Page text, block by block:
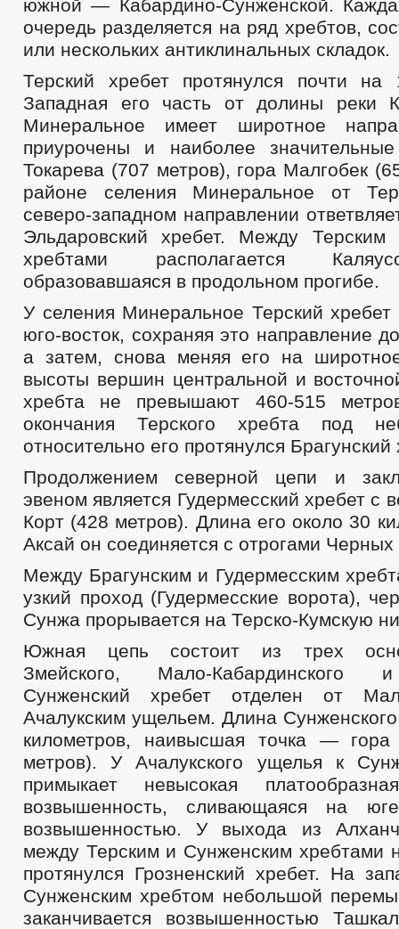
южной — Кабардино-Сунженской.
очередь разделяется на ряд хребтов,
или нескольких антиклинальных складок.
Терский хребет протянулся почти на
Западная его часть от долины реки
Минеральное имеет широтное
приурочены и наиболее
Токарева (707 метров), гора Малгобек
районе селения Минеральное от
северо-западном направлении
Эльдаровский хребет. Между Терским
хребтами располагается
образовавшаяся в продольном прогибе.
У селения Минеральное Терский хребет
юго-восток, сохраняя это направление
а затем, снова меняя его на
высоты вершин центральной и
хребта не превышают 460-515
окончания Терского хребта под
относительно его протянулся Брагунский
Продолжением северной цепи и
эвеном является Гудермесский хребет с
Корт (428 метров). Длина его около 30
Аксай он соединяется с отрогами Черных
Между Брагунским и Гудермесским
узкий проход (Гудермесские ворота),
Сунжа прорывается на Терско-Кумскую
Южная цепь состоит из трех
Змейского, Мало-Кабардинского
Сунженский хребет отделен от
Ачалукским ущельем. Длина
километров, наивысшая точка — гора
метров). У Ачалукского ущелья к
примыкает невысокая
возвышенность, сливающаяся на
возвышенностью. У выхода из
между Терским и Сунженским хребтами
протянулся Грозненский хребет. На
Сунженским хребтом небольшой
заканчивается возвышенностью